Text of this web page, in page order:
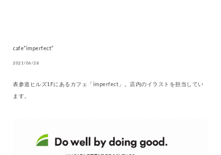
cafe”imperfect”
2021/06/28
表参道ヒルズ1Fにあるカフェ「imperfect」。店内のイラストを担当してい
ます。